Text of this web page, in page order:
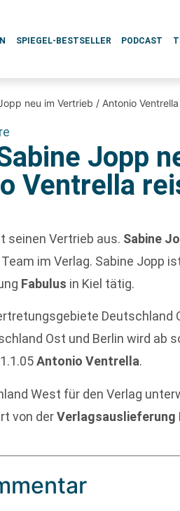
SPIEGEL-BESTSELLER PODCAST
neu im Vertrieb / Antonio
Jopp
Ventrella
seinen Vertrieb aus. Sabine
im Verlag. Sabine Jopp
Fabulus in Kiel tätig.
Deutschland
Ost und Berlin wird ab
Antonio Ventrella.
West für den Verlag
von derVerlagsauslieferung